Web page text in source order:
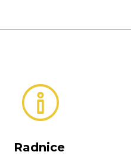
Radnice